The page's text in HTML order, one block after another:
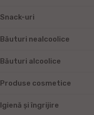
Snack-uri
Băuturi nealcoolice
Băuturi alcoolice
Produse cosmetice
Igienă și îngrijire